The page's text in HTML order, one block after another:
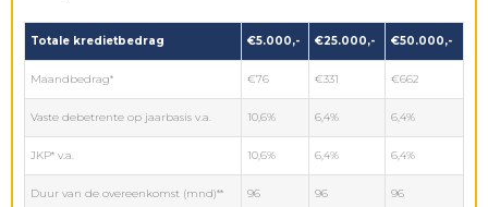
Totale kredietbedrag €5.000,- €25.000,- €50.000,-
Maandbedrag* €76 €331 €662
Vaste debetrente op jaarbasis v.a. 10,6% 6,4% 6,4%
JKP* v.a. 10,6% 6,4% 6,4%
Duur van de overeenkomst (mnd)** 96 96 96